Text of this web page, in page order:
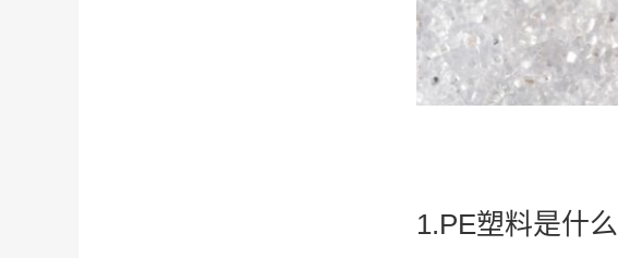
1.PE塑料是什么